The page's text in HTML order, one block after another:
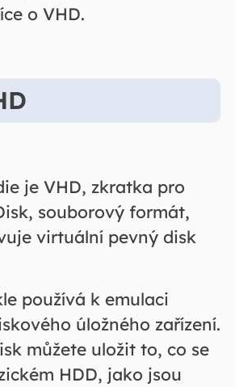
o VHD.
je VHD, zkratka pro
souborový formát,
virtuální pevný disk
používá k emulaci
úložného zařízení.
můžete uložit to, co se
HDD, jako jsou